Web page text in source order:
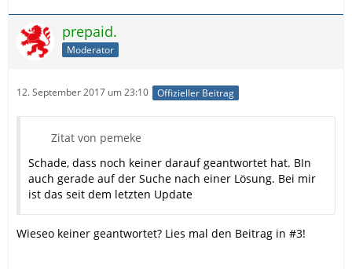
prepaid.
Moderator
12. September 2017 um 23:10 Offizieller Beitrag
Zitat von pemeke
Schade, dass noch keiner darauf geantwortet hat. BIn
auch gerade auf der Suche nach einer Lösung. Bei mir
ist das seit dem letzten Update
Wieseo keiner geantwortet? Lies mal den Beitrag in #3!